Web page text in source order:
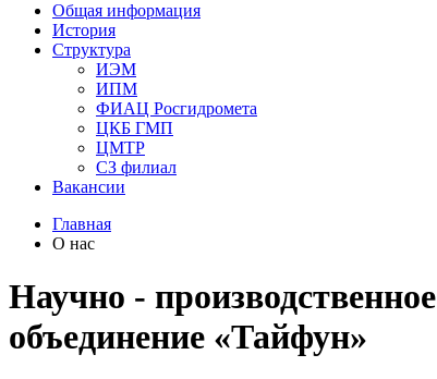
Общая информация
История
Структура
ИЭМ
ИПМ
ФИАЦ Росгидромета
ЦКБ ГМП
ЦМТР
СЗ филиал
Вакансии
Главная
О нас
Научно - производственное
объединение «Тайфун»